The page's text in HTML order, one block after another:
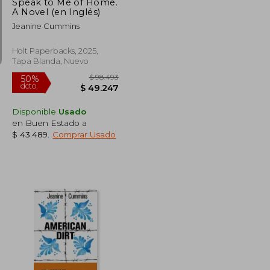
$ 95.669
$ 47.835
A Novel (en Inglés)
Jeanine Cummins
Holt Paperbacks, 2025,
Tapa Blanda, Nuevo
50%
dcto.
Disponible Usado
en Buen Estado a
$ 43.489
Comprar Usado